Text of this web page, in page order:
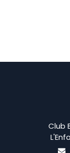
Club